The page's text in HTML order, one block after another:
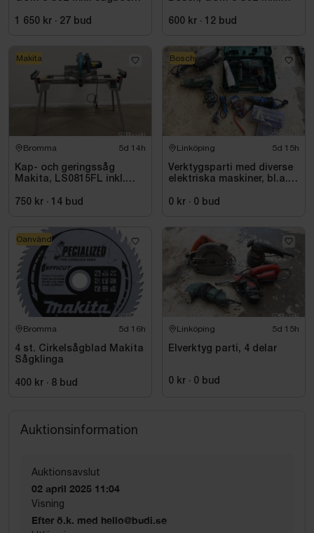
1 650 kr · 27 bud
600 kr · 12 bud
Bromma 5d 14h
Kap- och geringssåg
Makita, LS0815FL inkl.
Bosch, GTA 2600
750 kr · 14 bud
Makita
Linköping 5d 15h
Verktygsparti med diverse
elektriska maskiner, bl.a.
0 kr · 0 bud
Bosch
Bromma 5d 16h
4 st. Cirkelsågblad Makita
Sågklinga
400 kr · 8 bud
Oanvänd
Linköping 5d 15h
Elverktyg parti, 4 delar
0 kr · 0 bud
Auktionsinformation
Auktionsavslut
02 april 2025 11:04
Visning
Efter ö.k. med hello@budi.se